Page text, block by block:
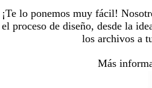
¡Te lo ponemos muy fácil!
el proceso de diseño, desde la
los archivos a
Más